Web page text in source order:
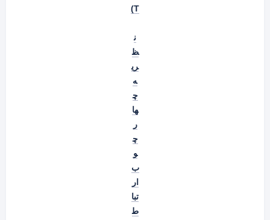
T)
ن
ظ
ری
ه
چ
ها
ر
چ
و
ب
ار
تبا
ط